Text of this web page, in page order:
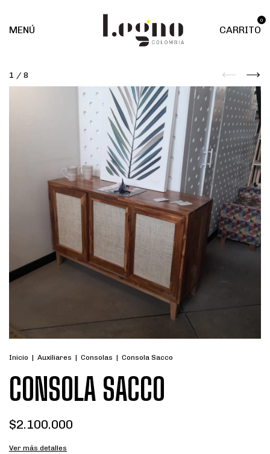
MENÚ CARRITO
0
1 / 8
Inicio | Auxiliares | Consolas | Consola Sacco
CONSOLA SACCO
$2.100.000
Ver más detalles